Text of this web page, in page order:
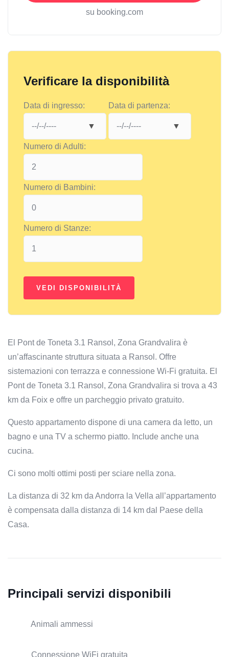
su booking.com
Verificare la disponibilità
Data di ingresso: Data di partenza:
Numero di Adulti:
Numero di Bambini:
Numero di Stanze:
El Pont de Toneta 3.1 Ransol, Zona Grandvalira è
un’affascinante struttura situata a Ransol. Offre
sistemazioni con terrazza e connessione Wi-Fi gratuita. El
Pont de Toneta 3.1 Ransol, Zona Grandvalira si trova a 43
km da Foix e offre un parcheggio privato gratuito.
Questo appartamento dispone di una camera da letto, un
bagno e una TV a schermo piatto. Include anche una
cucina.
Ci sono molti ottimi posti per sciare nella zona.
La distanza di 32 km da Andorra la Vella all’appartamento
è compensata dalla distanza di 14 km dal Paese della
Casa.
Principali servizi disponibili
Animali ammessi
Connessione WiFi gratuita